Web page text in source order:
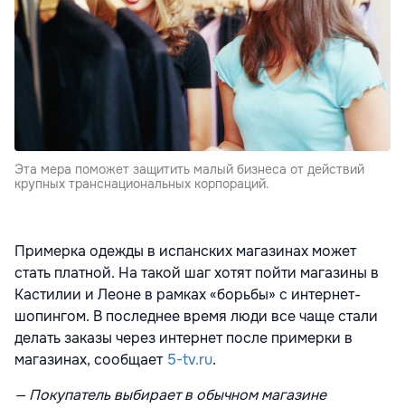
Эта мера поможет защитить малый бизнеса от действий
крупных транснациональных корпораций.
Примерка одежды в испанских магазинах может
стать платной. На такой шаг хотят пойти магазины в
Кастилии и Леоне в рамках «борьбы» с интернет-
шопингом. В последнее время люди все чаще стали
делать заказы через интернет после примерки в
магазинах, сообщает 5-tv.ru.
— Покупатель выбирает в обычном магазине